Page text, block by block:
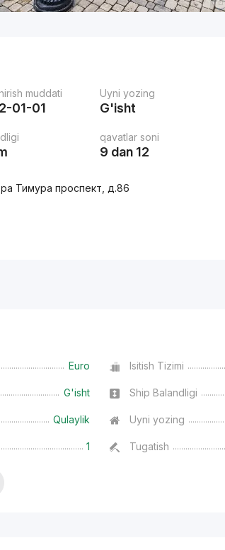
muddati
01-01
Uyni yozing
G'isht
qavatlar soni
9 dan 12
Тимура проспект, д.86
Euro Isitish Tizimi
G'isht Ship Balandligi
Qulaylik Uyni yozing
1 Tugatish